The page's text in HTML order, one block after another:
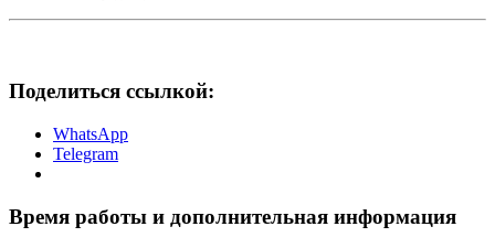
Поделиться ссылкой:
WhatsApp
Telegram
Время работы и дополнительная информация